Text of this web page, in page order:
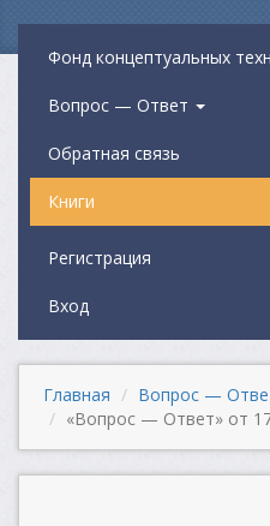
Фонд концептуальных
Вопрос — Ответ
Обратная связь
Книги
Регистрация
Вход
Главная
Вопрос —
«Вопрос — Ответ» от